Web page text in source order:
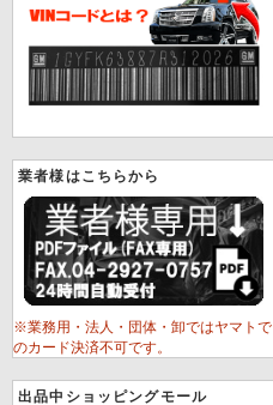
業者様はこちらから
※業務用・法人・団体・卸ではヤマトで
のカード決済不可です。
出品中ショッピングモール